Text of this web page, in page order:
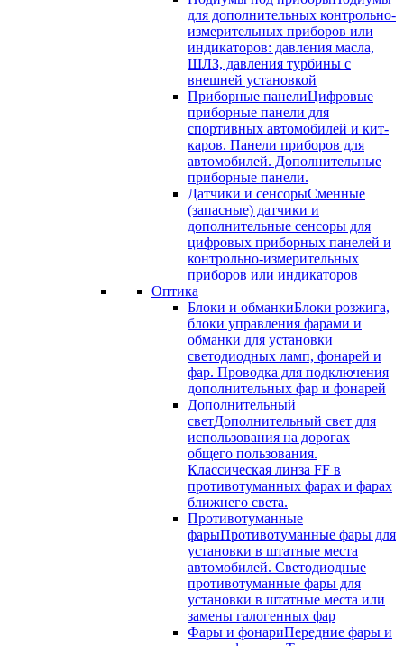
для дополнительных контрольно-
измерительных приборов или
индикаторов: давления масла,
ШЛЗ, давления турбины с
внешней установкой
Приборные панелиЦифровые
приборные панели для
спортивных автомобилей и кит-
каров. Панели приборов для
автомобилей. Дополнительные
приборные панели.
Датчики и сенсорыСменные
(запасные) датчики и
дополнительные сенсоры для
цифровых приборных панелей и
контрольно-измерительных
приборов или индикаторов
Оптика
Блоки и обманкиБлоки розжига,
блоки управления фарами и
обманки для установки
светодиодных ламп, фонарей и
фар. Проводка для подключения
дополнительных фар и фонарей
Дополнительный
светДополнительный свет для
использования на дорогах
общего пользования.
Классическая линза FF в
противотуманных фарах и фарах
ближнего света.
Противотуманные
фарыПротивотуманные фары для
установки в штатные места
автомобилей. Светодиодные
противотуманные фары для
установки в штатные места или
замены галогенных фар
Фары и фонариПередние фары и